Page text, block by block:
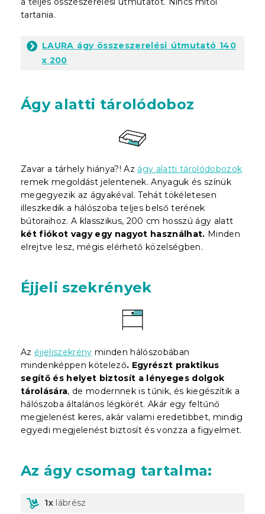
tartania.
LAURA ágy összeszerelési útmutató 140
x 200
Ágy alatti tárolódoboz
Zavar a tárhely hiánya?! Az ágy alatti tárolódobozok
remek megoldást jelentenek. Anyaguk és színük
megegyezik az ágyakéval. Tehát tökéletesen
illeszkedik a hálószoba teljes belső terének
bútoraihoz. A klasszikus, 200 cm hosszú ágy alatt
két fiókot vagy egy nagyot használhat. Minden
elrejtve lesz, mégis elérhető közelségben.
Éjjeli szekrények
Az éjjeliszekrény minden hálószobában
mindenképpen kötelező. Egyrészt praktikus
segítő és helyet biztosít a lényeges dolgok
tárolására, de modernnek is tűnik, és kiegészítik a
hálószoba általános légkörét. Akár egy feltűnő
megjelenést keres, akár valami eredetibbet, mindig
egyedi megjelenést biztosít és vonzza a figyelmet.
Az ágy csomag tartalma:
1x lábrész